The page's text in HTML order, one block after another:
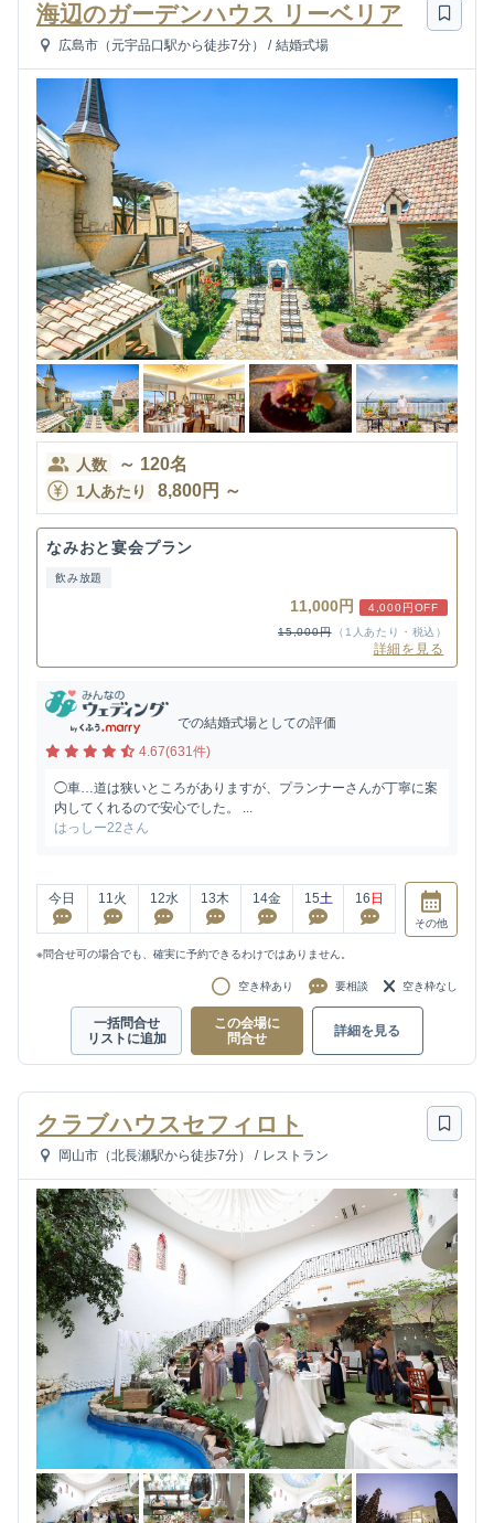
海辺のガーデンハウス リーベリア
広島市（元宇品口駅から徒歩7分） / 結婚式場
人数 ～ 120名
1人あたり 8,800円 ～
なみおと宴会プラン
飲み放題
11,000円
4,000円OFF
15,000円
（1人あたり・税込）
詳細を見る
での結婚式場としての評価
4.67(631件)
◯車…道は狭いところがありますが、プランナーさんが丁寧に案
内してくれるので安心でした。 ...
はっしー22さん
今日 11火 12水 13木 14金 15土 16 日
その他
※問合せ可の場合でも、確実に予約できるわけではありません。
空き枠あり 要相談 空き枠なし
一括問合せ
リストに追加
この会場に
問合せ
詳細を見る
クラブハウスセフィロト
岡山市（北長瀬駅から徒歩7分） / レストラン